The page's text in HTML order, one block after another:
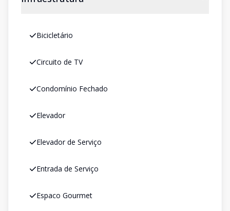
Bicicletário
Circuito de TV
Condomínio Fechado
Elevador
Elevador de Serviço
Entrada de Serviço
Espaco Gourmet